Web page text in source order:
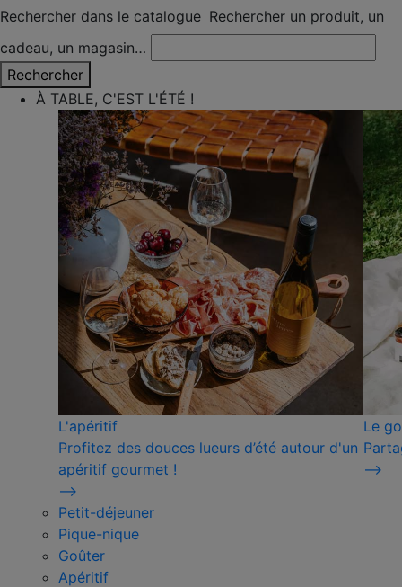
Rechercher dans le catalogue Rechercher un produit, un
cadeau, un magasin…
Rechercher
À TABLE, C'EST L'ÉTÉ !
L'apéritif
Profitez des douces lueurs d’été autour d'un
apéritif gourmet !
⟶
Le
⟶
Petit-déjeuner
Pique-nique
Goûter
Apéritif